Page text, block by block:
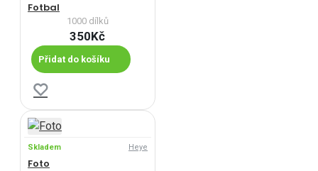
Fotbal
1000 dílků
350Kč
Přidat do košíku
Skladem Heye
Foto